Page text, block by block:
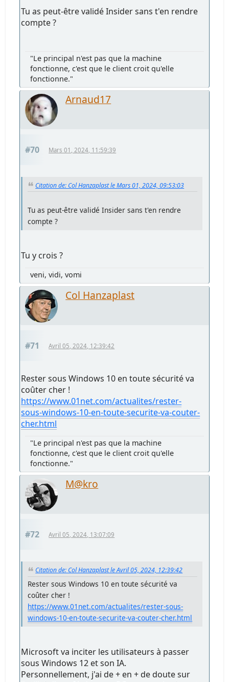
Tu as peut-être validé Insider sans t'en rendre
compte ?
"Le principal n'est pas que la machine
fonctionne, c'est que le client croit qu'elle
fonctionne."
Arnaud17
#70 Mars 01, 2024, 11:59:39
Citation de: Col Hanzaplast le Mars 01, 2024, 09:53:03
Tu as peut-être validé Insider sans t'en rendre
compte ?
Tu y crois ?
veni, vidi, vomi
Col Hanzaplast
#71 Avril 05, 2024, 12:39:42
Rester sous Windows 10 en toute sécurité va
coûter cher !
https://www.01net.com/actualites/rester-
sous-windows-10-en-toute-securite-va-couter-
cher.html
"Le principal n'est pas que la machine
fonctionne, c'est que le client croit qu'elle
fonctionne."
M@kro
#72 Avril 05, 2024, 13:07:09
Citation de: Col Hanzaplast le Avril 05, 2024, 12:39:42
Rester sous Windows 10 en toute sécurité va
coûter cher !
https://www.01net.com/actualites/rester-sous-
windows-10-en-toute-securite-va-couter-cher.html
Microsoft va inciter les utilisateurs à passer
sous Windows 12 et son IA.
Personnellement, j'ai de + en + de doute sur